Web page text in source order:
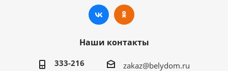
Наши контакты
333-216 zakaz@belydom.ru